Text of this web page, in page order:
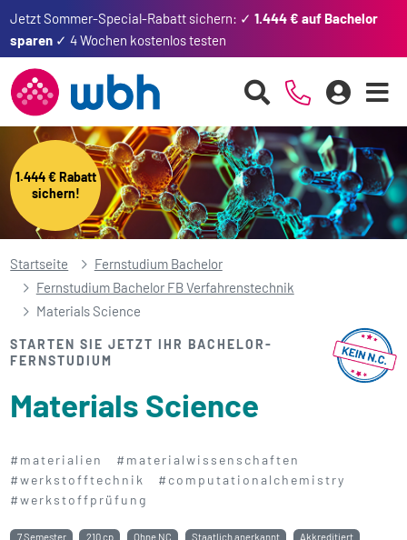
Jetzt Sommer-Special-Rabatt sichern: ✓1.444 € auf Bachelor
sparen ✓ 4 Wochen kostenlos testen
1.444 € Rabatt
sichern!
Startseite
Fernstudium Bachelor
Fernstudium Bachelor FB Verfahrenstechnik
Materials Science
STARTEN SIE JETZT IHR BACHELOR-
FERNSTUDIUM
Materials Science
#materialien
#materialwissenschaften
#werkstofftechnik
#computationalchemistry
#werkstoffprüfung
7 Semester 210 cp Ohne NC Staatlich anerkannt
Akkreditiert